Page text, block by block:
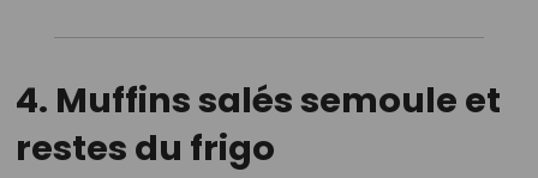
4. Muffins salés semoule et
restes du frigo